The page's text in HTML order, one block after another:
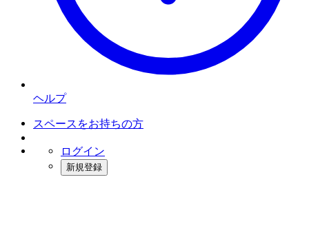
ヘルプ
スペースをお持ちの方
ログイン
新規登録